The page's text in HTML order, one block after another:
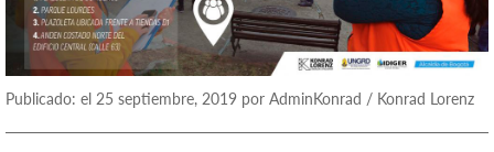
Publicado: el 25 septiembre, 2019 por AdminKonrad / Konrad Lorenz